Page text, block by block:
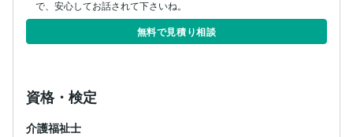
で、安心してお話されて下さいね。
無料で見積り相談
資格・検定
介護福祉士